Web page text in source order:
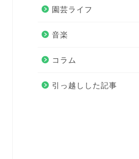
園芸ライフ
音楽
コラム
引っ越しした記事